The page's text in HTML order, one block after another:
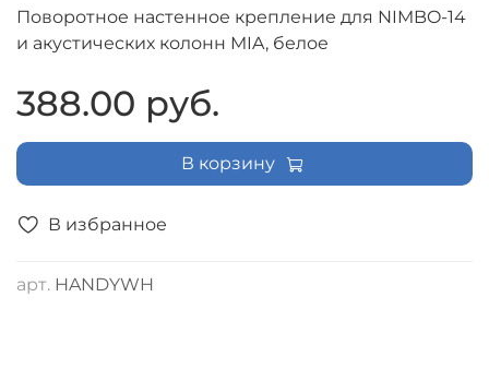
В избранное
арт. HANDYWH
Поворотное настенное крепление для NIMBO-14
и акустических колонн MIA, белое
388.00 руб.
В корзину